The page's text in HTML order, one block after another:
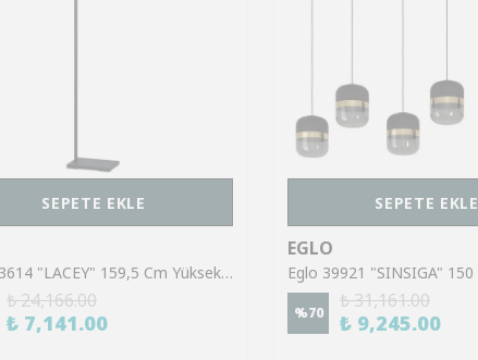
SEPETE EKLE
Eglo 43614 "LACEY" 159,5 Cm Yüksekliğinde Çelik, Ahşap Köşe Lambası Lambader
₺ 24,166.00
₺ 7,141.00
SEPETE EKLE
EGLO
%70
₺ 31,161.00
₺ 9,245.00